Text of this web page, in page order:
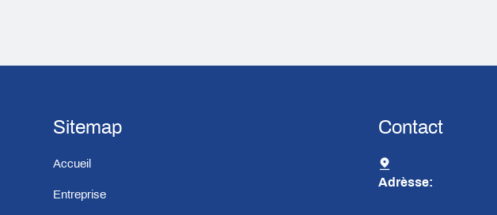
Sitemap
Accueil
Entreprise
Contact
Adrèsse: